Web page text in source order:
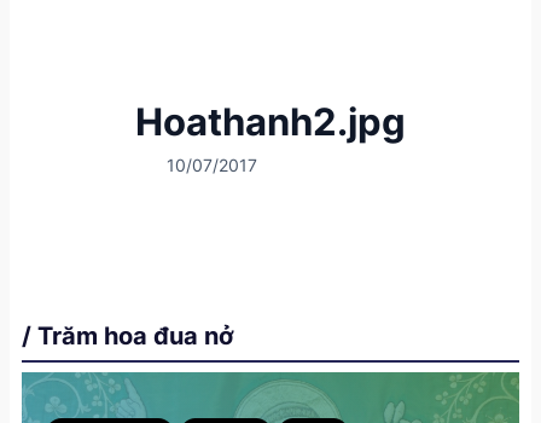
Hoathanh2.jpg
10/07/2017
/ Trăm hoa đua nở